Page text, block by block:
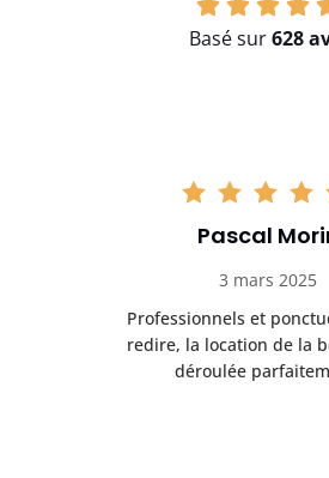
Basé sur628
Pascal
3 mars 2025
Professionnels et
redire, la location de la
déroulée